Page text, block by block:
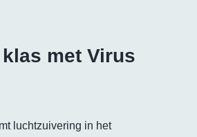
met Virus
luchtzuivering in het